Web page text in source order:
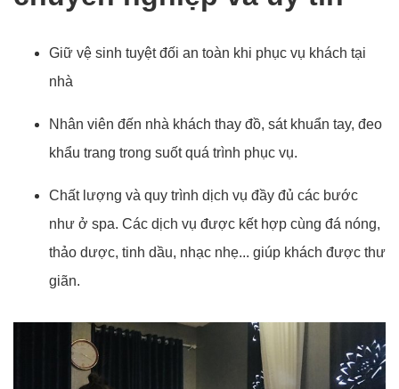
Giữ vệ sinh tuyệt đối an toàn khi phục vụ khách tại
nhà
Nhân viên đến nhà khách thay đồ, sát khuẩn tay, đeo
khẩu trang trong suốt quá trình phục vụ.
Chất lượng và quy trình dịch vụ đầy đủ các bước
như ở spa. Các dịch vụ được kết hợp cùng đá nóng,
thảo dược, tinh dầu, nhạc nhẹ... giúp khách được thư
giãn.